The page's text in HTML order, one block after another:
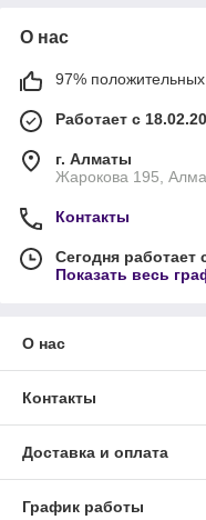
О нас
97%
Работает с
г. Алматы
Жарокова 195,
Контакты
Сегодня работает
Показать весь
О нас
Контакты
Доставка и оплата
График работы